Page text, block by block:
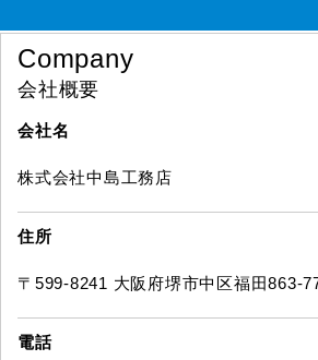
Company
会社概要
会社名
株式会社中島工務店
住所
〒599-8241 大阪府堺市中区福田863-
電話